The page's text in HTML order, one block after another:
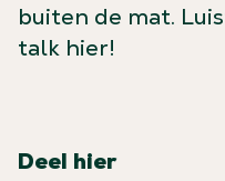
buiten de mat.
talk hier!
Deel hier